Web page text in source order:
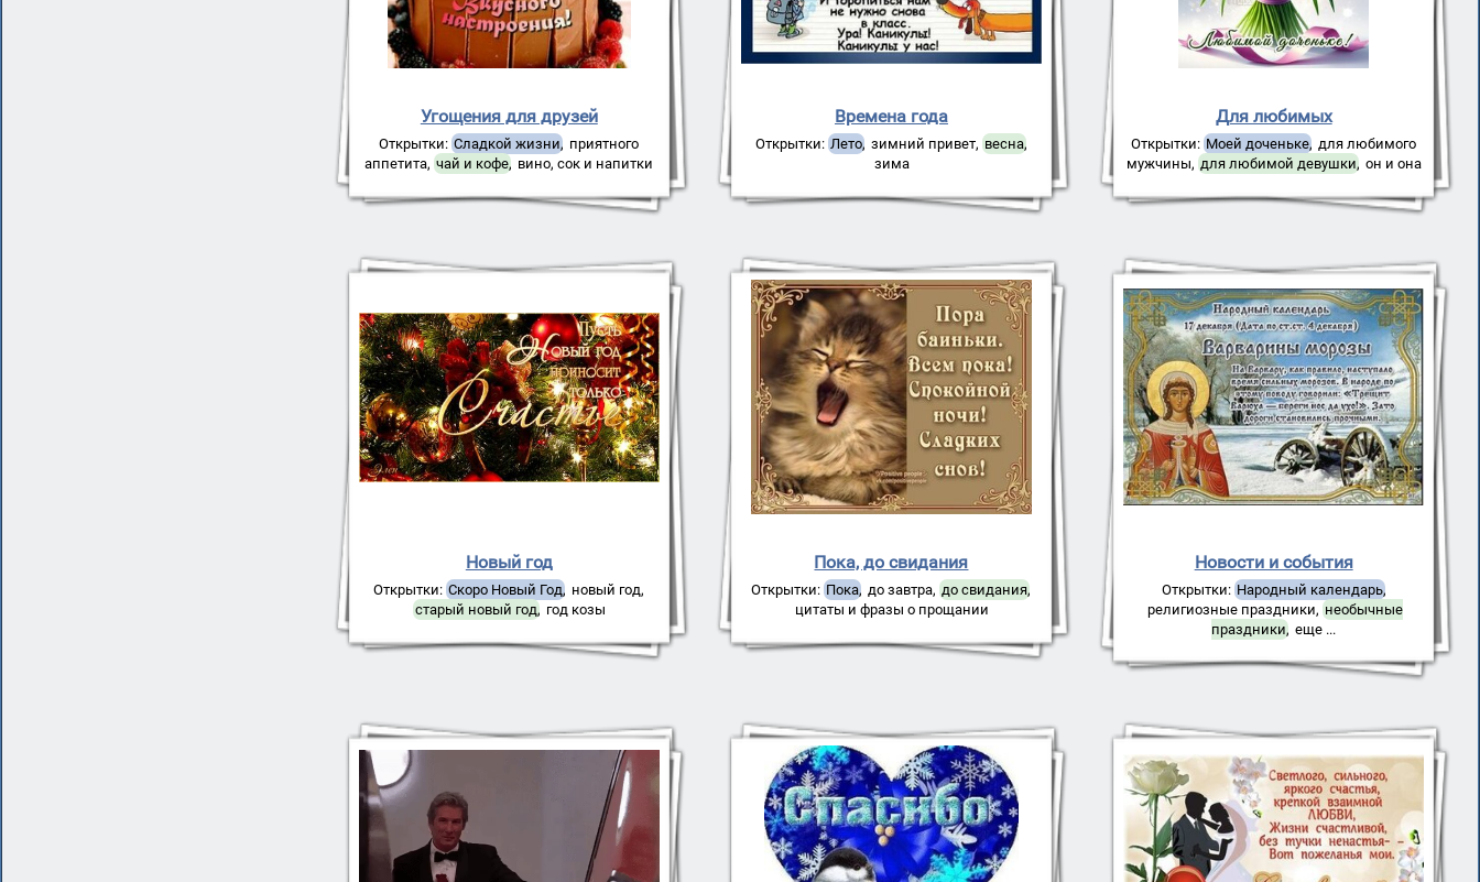
Угощения для друзей
Открытки:Сладкой жизни, приятного
аппетита,чай и кофе, вино, сок и напитки
Времена года
Открытки: Лето, зимний привет, весна,
зима
Для любимых
Открытки:Моей доченьке, для любимого
мужчины, для любимой девушки, он и она
Новый год
Открытки:Скоро Новый Год, новый год,
старый новый год, год козы
Пока, до свидания
Открытки:Пока, до завтра,до свидания,
цитаты и фразы о прощании
Новости и события
Открытки: Народный календарь,
религиозные праздники, необычные
праздники, еще ...